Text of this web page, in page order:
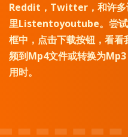
Reddit，Twitter，和许多
里Listentoyoutube。尝试
框中，点击下载按钮，看
频到Mp4文件或转换为
用时。